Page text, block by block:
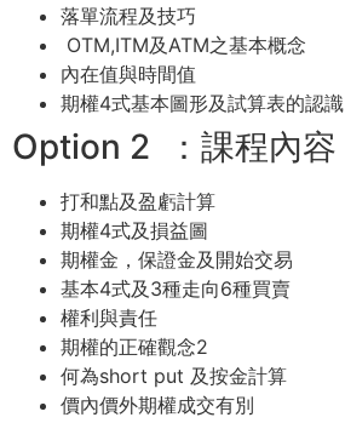
落單流程及技巧
OTM,ITM及ATM之基本概念
內在值與時間值
期權4式基本圖形及試算表的認識
Option 2 ：課程內容
打和點及盈虧計算
期權4式及損益圖
期權金，保證金及開始交易
基本4式及3種走向6種買賣
權利與責任
期權的正確觀念2
何為short put 及按金計算
價內價外期權成交有別